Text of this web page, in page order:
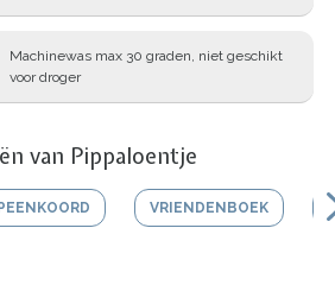
Machinewas max 30 graden, niet geschikt
voor droger
van Pippaloentje
VRIENDENBOEK